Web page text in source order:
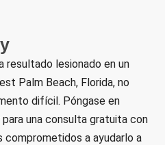
resultado lesionado en un
Palm Beach, Florida, no
difícil. Póngase en
una consulta gratuita con
comprometidos a ayudarlo a